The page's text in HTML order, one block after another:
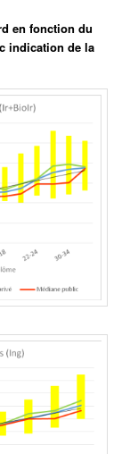
en fonction du
indication de la